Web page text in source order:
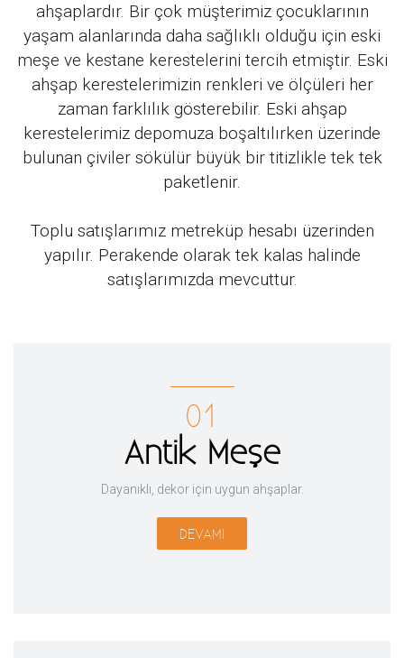
ahşaplardır. Bir çok müşterimiz çocuklarının
yaşam alanlarında daha sağlıklı olduğu için eski
meşe ve kestane kerestelerini tercih etmiştir. Eski
ahşap kerestelerimizin renkleri ve ölçüleri her
zaman farklılık gösterebilir. Eski ahşap
kerestelerimiz depomuza boşaltılırken üzerinde
bulunan çiviler sökülür büyük bir titizlikle tek tek
paketlenir.
Toplu satışlarımız metreküp hesabı üzerinden
yapılır. Perakende olarak tek kalas halinde
satışlarımızda mevcuttur.
01
Antik Meşe
Dayanıklı, dekor için uygun ahşaplar.
DEVAMI